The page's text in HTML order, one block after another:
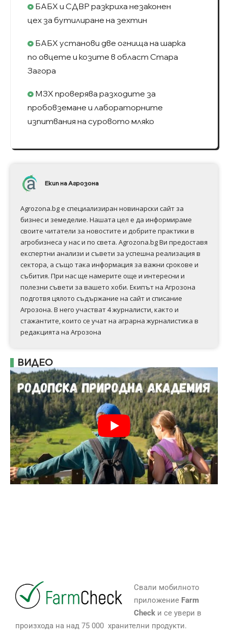
БАБХ и СДВР разкриха незаконен
цех за бутилиране на зехтин
БАБХ установи две огнища на шарка
по овцете и козите в област Стара
Загора
МЗХ проверява разходите за
пробовземане и лабораторните
изпитвания на суровото мляко
Екип на Агрозона
Agrozona.bg e специализиран новинарски сайт за
бизнес и земеделие. Нашата цел е да информираме
своите читатели за новостите и добрите практики в
агробизнеса у нас и по света. Agrozona.bg Ви предоставя
експертни анализи и съвети за успешна реализация в
сектора, а също така информация за важни срокове и
събития. При нас ще намерите още и интересни и
полезни съвети за вашето хоби. Екипът на Агрозона
подготвя цялото съдържание на сайт и списание
Агрозона. В него участват 4 журналисти, както и
стажантите, които се учат на аграрна журналистика в
редакцията на Агрозона
ВИДЕО
Свали мобилното
приложение Farm
Checkи се увери в
произхода на над 75 000 хранителни продукти.